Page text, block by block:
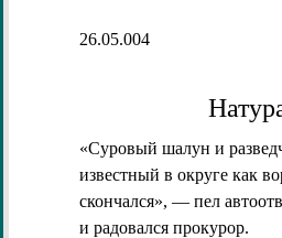
26.05.004
«Суровый шалун и
известный в округе как
скончался», — пел
и радовался прокурор.